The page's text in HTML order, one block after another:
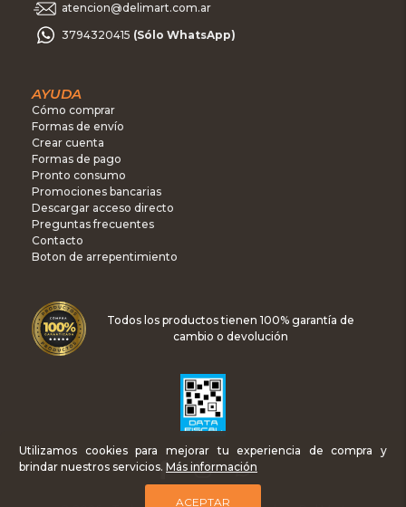
atencion@delimart.com.ar
3794320415 (Sólo WhatsApp)
AYUDA
Cómo comprar
Formas de envío
Crear cuenta
Formas de pago
Pronto consumo
Promociones bancarias
Descargar acceso directo
Preguntas frecuentes
Contacto
Boton de arrepentimiento
Todos los productos tienen 100% garantía de
cambio o devolución
Utilizamos cookies para mejorar tu experiencia de compra y
brindar nuestros servicios. Más información
ACEPTAR